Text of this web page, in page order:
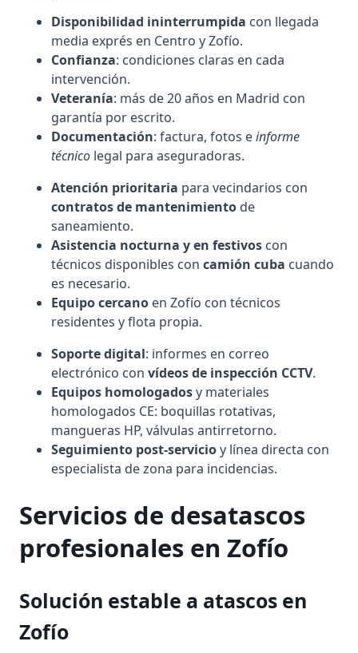
Disponibilidad ininterrumpida con llegada
media exprés en Centro y Zofío.
Confianza: condiciones claras en cada
intervención.
Veteranía: más de 20 años en Madrid con
garantía por escrito.
Documentación: factura, fotos einforme
técnico legal para aseguradoras.
Atención prioritaria para vecindarios con
contratos de mantenimiento de
saneamiento.
Asistencia nocturna y en festivos con
técnicos disponibles con camión cuba cuando
es necesario.
Equipo cercano en Zofío con técnicos
residentes y flota propia.
Soporte digital: informes en correo
electrónico con vídeos de inspección CCTV.
Equipos homologadosy materiales
homologados CE: boquillas rotativas,
mangueras HP, válvulas antirretorno.
Seguimiento post-servicioy línea directa con
especialista de zona para incidencias.
Servicios de desatascos
profesionales en Zofío
Solución estable a atascos en
Zofío